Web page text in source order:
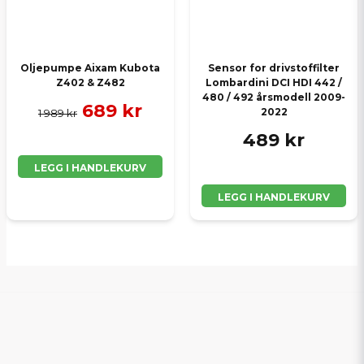
Oljepumpe Aixam Kubota
Z402 & Z482
1 989 kr 689 kr
LEGG I HANDLEKURV
Sensor for drivstoffilter
Lombardini DCI HDI 442 /
480 / 492 årsmodell 2009-
2022
489 kr
LEGG I HANDLEKURV